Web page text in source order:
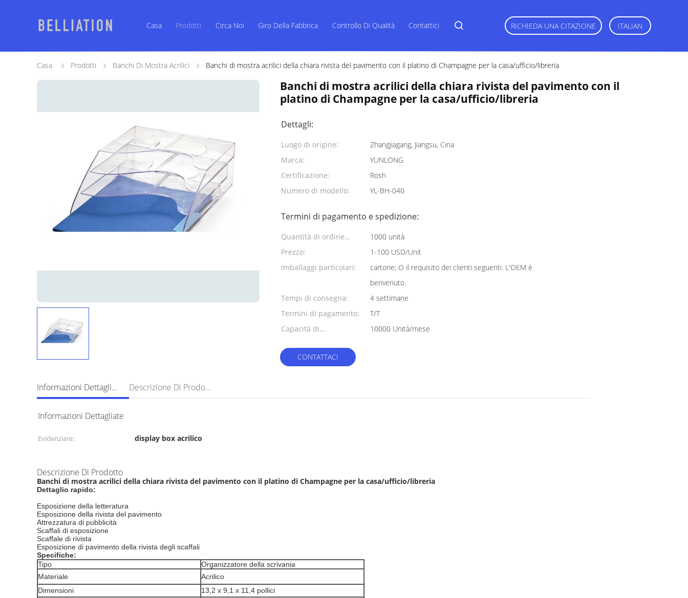
Casa Prodotti Circa Noi Giro Della Fabbrica Controllo Di Qualità Contattici RICHIEDA UNA CITAZIONE ITALIAN
Casa Prodotti Banchi Di Mostra Acrilici Banchi di mostra acrilici della chiara rivista del pavimento con il platino di Champagne per la casa/ufficio/libreria
Banchi di mostra acrilici della chiara rivista del pavimento con il
platino di Champagne per la casa/ufficio/libreria
Dettagli:
Luogo di origine:
Zhangjiagang, Jiangsu, Cina
Marca:
YUNLONG
Certificazione:
Rosh
Numero di modello:
YL-BH-040
Termini di pagamento e spedizione:
Quantità di ordine
minimo:
1000 unità
Prezzo:
1-100 USD/Unit
Imballaggi particolari:
cartone; O il requisito dei clienti seguenti. L'OEM è
benvenuto.
Tempi di consegna:
4 settimane
Termini di pagamento:
T/T
Capacità di
10000 Unità/mese
CONTATTACI
Informazioni Dettagliate Descrizione Di Prodotto
Informazioni Dettagliate
Evidenziare: display box acrilico
Descrizione Di Prodotto
Banchi di mostra acrilici della chiara rivista del pavimento con il platino di Champagne per la casa/ufficio/libreria
Dettaglio rapido:
Esposizione della letteratura
Esposizione della rivista del pavimento
Attrezzatura di pubblicità
Scaffali di esposizione
Scaffale di rivista
Esposizione di pavimento della rivista degli scaffali
Specifiche:
Tipo
Organizzatore della scrivania
Materiale
Acrilico
Dimensioni
13,2 x 9,1 x 11,4 pollici